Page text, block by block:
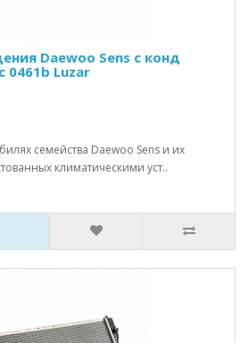
Daewoo Sens с конд
0461b Luzar
семейства Daewoo Sens и их
климатическими уст..